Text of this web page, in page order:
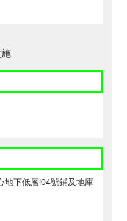
地下低層l04號鋪及地庫